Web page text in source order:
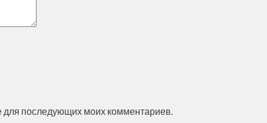
для последующих моих комментариев.